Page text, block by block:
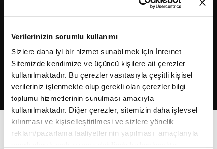
Verilerinizin sorumlu kullanımı
Sizlere daha iyi bir hizmet sunabilmek için İnternet
Sitemizde kendimize ve üçüncü kişilere ait çerezler
kullanılmaktadır. Bu çerezler vasıtasıyla çeşitli kişisel
verileriniz işlenmekte olup gerekli olan çerezler bilgi
toplumu hizmetlerinin sunulması amacıyla
kullanılmaktadır. Diğer çerezler, sitemizin daha işlevsel
kılınması ve kişiselleştirilmesi ve sizlere yönelik
reklam/pazarlama faaliyetlerinin yapılması, amaçlarıyla
2026Fikriyat. Tüm hakları saklıdır.